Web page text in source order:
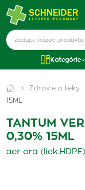
Kategórie
Zdravie a lieky
15ML
TANTUM
0,30% 15ML
aer ora (liek.HDPE)